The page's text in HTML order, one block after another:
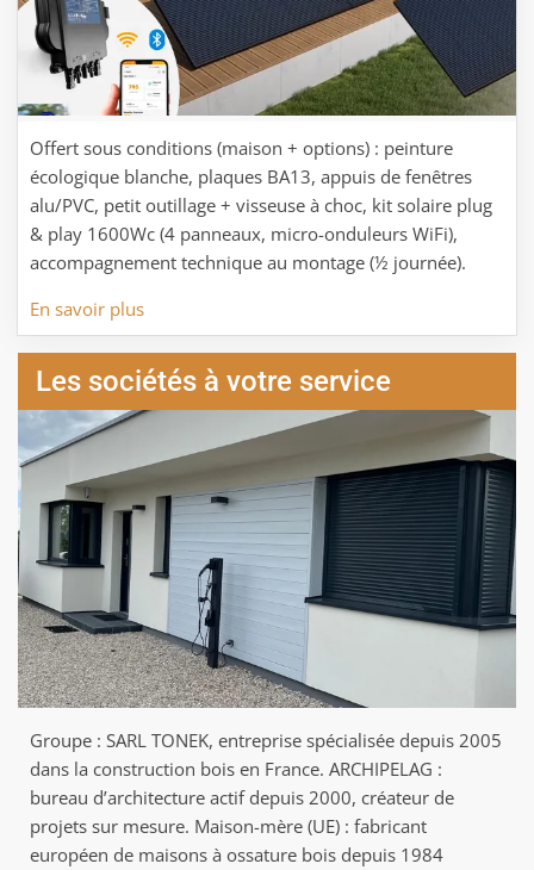
Offert sous conditions (maison + options) : peinture
écologique blanche, plaques BA13, appuis de fenêtres
alu/PVC, petit outillage + visseuse à choc, kit solaire plug
& play 1600Wc (4 panneaux, micro-onduleurs WiFi),
accompagnement technique au montage (½ journée).
En savoir plus
Les sociétés à votre service
Groupe : SARL TONEK, entreprise spécialisée depuis 2005
dans la construction bois en France. ARCHIPELAG :
bureau d’architecture actif depuis 2000, créateur de
projets sur mesure. Maison-mère (UE) : fabricant
européen de maisons à ossature bois depuis 1984